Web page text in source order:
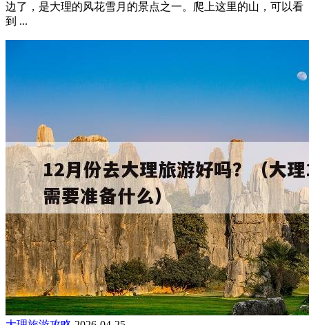
边了，是大理的风花雪月的景点之一。爬上这里的山，可以看
到 ...